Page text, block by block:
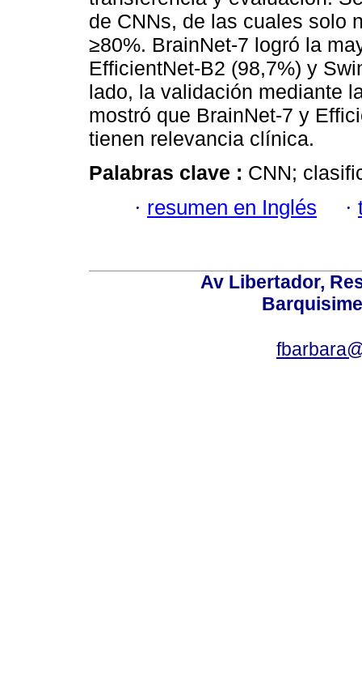
de CNNs, de las cuales solo
≥80%. BrainNet-7 logró la
EfficientNet-B2 (98,7%) y
lado, la validación mediante
mostró que BrainNet-7 y
tienen relevancia clínica.
Palabras clave : CNN;
· resumen en Inglés ·
Av Libertador,